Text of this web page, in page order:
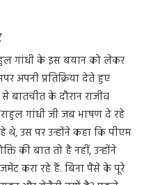
गांधी के इस बयान को लेकर
अपनी प्रतिक्रिया देते हुए
बातचीत के दौरान राजीव
गांधी जी जब भाषण दे रहे
थे, उस पर उन्होंने कहा कि पीएम
की बात तो है नहीं, उन्होंने
करा रहे हैं. बिना पैसे के पूरे